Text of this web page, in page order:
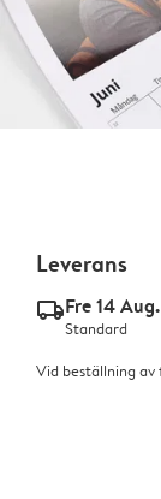
Leverans
delivery_standard_v2Fre 14 Aug.
Standard
Vid beställning